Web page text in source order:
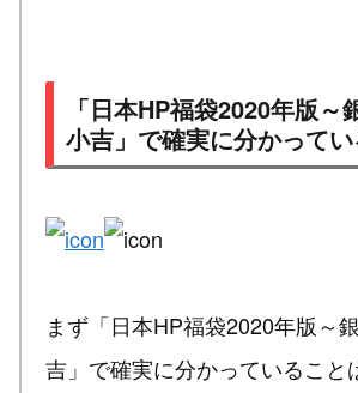
「日本HP福袋2020年版～
小吉」で確実に分かってい
まず「日本HP福袋2020年版～
吉」で確実に分かっていること